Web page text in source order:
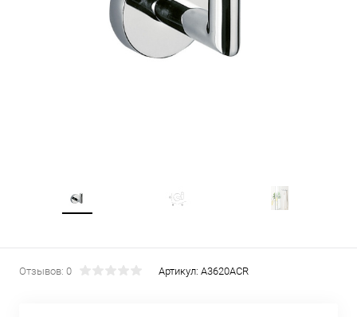
Отзывов: 0 Артикул: A3620ACR